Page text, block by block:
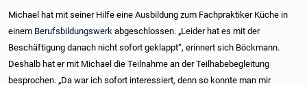
Michael hat mit seiner Hilfe eine Ausbildung zum Fachpraktiker Küche in
einem Berufsbildungswerk abgeschlossen. „Leider hat es mit der
Beschäftigung danach nicht sofort geklappt“, erinnert sich Böckmann.
Deshalb hat er mit Michael die Teilnahme an der Teilhabebegleitung
besprochen. „Da war ich sofort interessiert, denn so konnte man mir